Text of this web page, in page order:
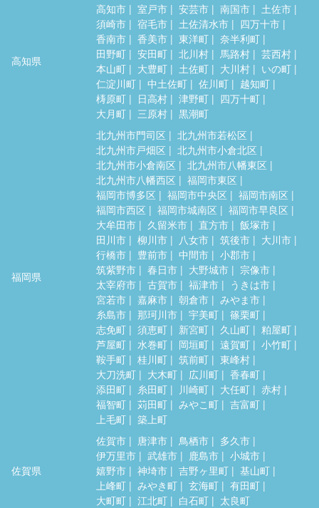
高知県
高知市 室戸市 安芸市 南国市
土佐市
須崎市
宿毛市 土佐清水市
四万十市
香南市
香美市 東洋町
奈半利町
田野町
安田町 北川村 馬路村
芸西村
本山町
大豊町 土佐町 大川村
いの町
仁淀川町
中土佐町 佐川町
越知町
梼原町
日高村 津野町
四万十町
大月町
三原村 黒潮町
福岡県
北九州市門司区
北九州市若松区
北九州市戸畑区
北九州市小倉北区
北九州市小倉南区
北九州市八幡東区
北九州市八幡西区
福岡市東区
福岡市博多区
福岡市中央区
福岡市南区
福岡市西区
福岡市城南区
福岡市早良区
大牟田市
久留米市 直方市
飯塚市
田川市
柳川市 八女市 筑後市
大川市
行橋市
豊前市 中間市
小郡市
筑紫野市
春日市 大野城市
宗像市
太宰府市
古賀市 福津市
うきは市
宮若市
嘉麻市 朝倉市
みやま市
糸島市
那珂川市 宇美町
篠栗町
志免町
須恵町 新宮町 久山町
粕屋町
芦屋町
水巻町 岡垣町 遠賀町
小竹町
鞍手町
桂川町 筑前町
東峰村
大刀洗町
大木町 広川町
香春町
添田町
糸田町 川崎町 大任町
赤村
福智町
苅田町 みやこ町
吉富町
上毛町
築上町
佐賀県
佐賀市 唐津市 鳥栖市
多久市
伊万里市
武雄市 鹿島市
小城市
嬉野市
神埼市 吉野ヶ里町
基山町
上峰町
みやき町 玄海町
有田町
大町町
江北町 白石町 太良町